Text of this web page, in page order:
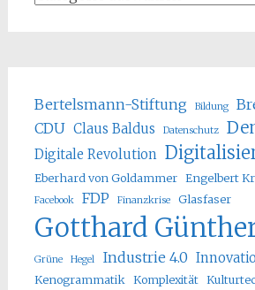
Bertelsmann-Stiftung Bildung
CDU Claus Baldus Datenschutz
Digitale Revolution
Eberhard von Goldammer Engelbert
Facebook FDP Finanzkrise Glasfaser
Gotthard
Grüne Hegel Industrie 4.0
Kenogrammatik Komplexität